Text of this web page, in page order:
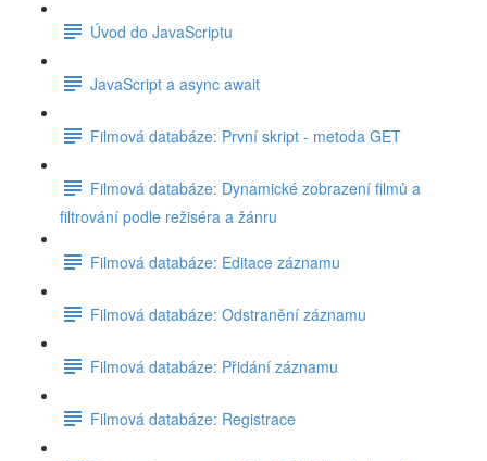
Úvod do JavaScriptu
JavaScript a async await
Filmová databáze: První skript - metoda GET
Filmová databáze: Dynamické zobrazení filmů a
filtrování podle režiséra a žánru
Filmová databáze: Editace záznamu
Filmová databáze: Odstranění záznamu
Filmová databáze: Přidání záznamu
Filmová databáze: Registrace